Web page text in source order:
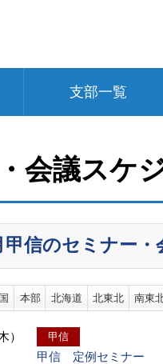
支部一覧
会議スケ
甲信のセミナー
本部 北海道 北東北 南東
） 甲信
甲信 定例セミナー